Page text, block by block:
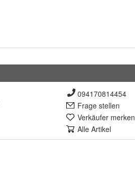
094170814454
Frage stellen
Verkäufer merken
Alle Artikel